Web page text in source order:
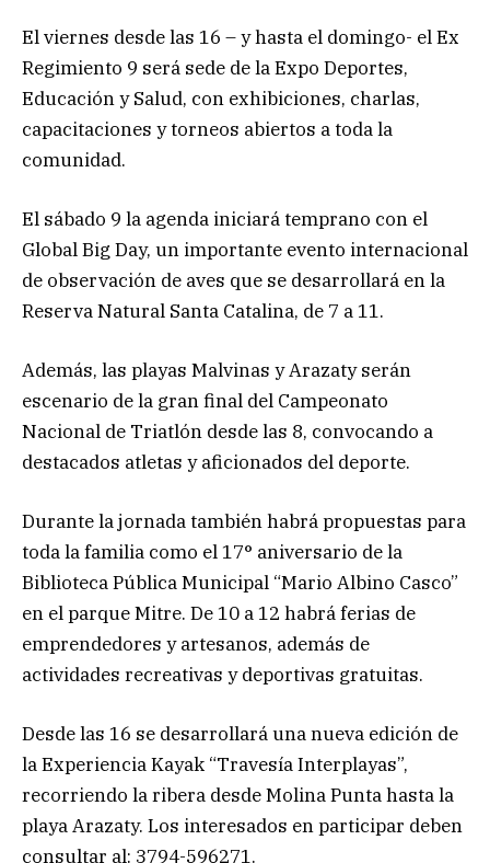
El viernes desde las 16 – y hasta el domingo- el Ex
Regimiento 9 será sede de la Expo Deportes,
Educación y Salud, con exhibiciones, charlas,
capacitaciones y torneos abiertos a toda la
comunidad.
El sábado 9 la agenda iniciará temprano con el
Global Big Day, un importante evento internacional
de observación de aves que se desarrollará en la
Reserva Natural Santa Catalina, de 7 a 11.
Además, las playas Malvinas y Arazaty serán
escenario de la gran final del Campeonato
Nacional de Triatlón desde las 8, convocando a
destacados atletas y aficionados del deporte.
Durante la jornada también habrá propuestas para
toda la familia como el 17° aniversario de la
Biblioteca Pública Municipal “Mario Albino Casco”
en el parque Mitre. De 10 a 12 habrá ferias de
emprendedores y artesanos, además de
actividades recreativas y deportivas gratuitas.
Desde las 16 se desarrollará una nueva edición de
la Experiencia Kayak “Travesía Interplayas”,
recorriendo la ribera desde Molina Punta hasta la
playa Arazaty. Los interesados en participar deben
consultar al: 3794-596271.